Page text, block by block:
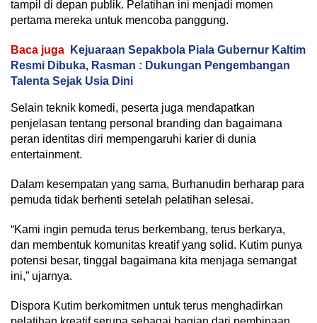
tampil di depan publik. Pelatihan ini menjadi momen
pertama mereka untuk mencoba panggung.
Baca juga
Kejuaraan Sepakbola Piala Gubernur Kaltim
Resmi Dibuka, Rasman : Dukungan Pengembangan
Talenta Sejak Usia Dini
Selain teknik komedi, peserta juga mendapatkan
penjelasan tentang personal branding dan bagaimana
peran identitas diri mempengaruhi karier di dunia
entertainment.
Dalam kesempatan yang sama, Burhanudin berharap para
pemuda tidak berhenti setelah pelatihan selesai.
“Kami ingin pemuda terus berkembang, terus berkarya,
dan membentuk komunitas kreatif yang solid. Kutim punya
potensi besar, tinggal bagaimana kita menjaga semangat
ini,” ujarnya.
Dispora Kutim berkomitmen untuk terus menghadirkan